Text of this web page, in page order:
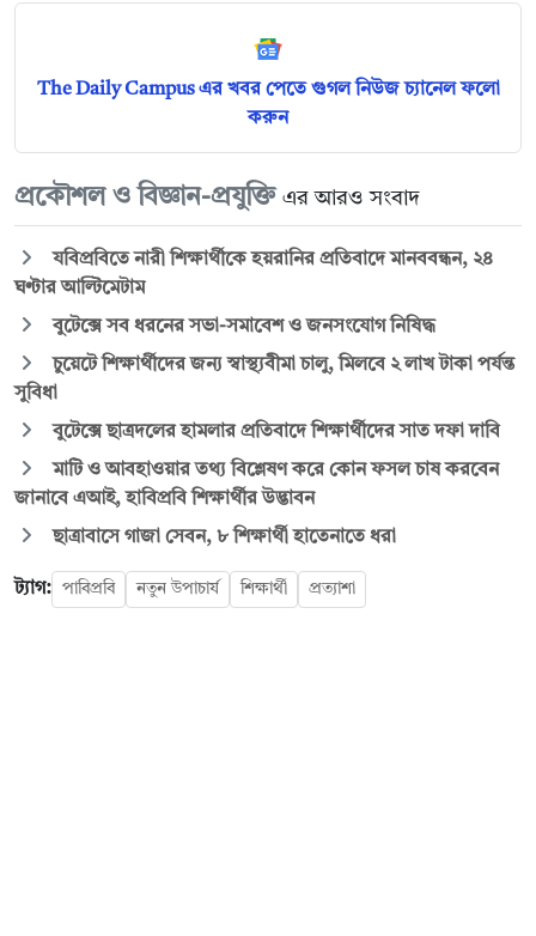
The Daily Campus এর খবর পেতে গুগল নিউজ চ্যানেল ফলো
করুন
প্রকৌশল ও বিজ্ঞান-প্রযুক্তি এর আরও সংবাদ
যবিপ্রবিতে নারী শিক্ষার্থীকে হয়রানির প্রতিবাদে মানববন্ধন, ২৪
ঘণ্টার আল্টিমেটাম
বুটেক্সে সব ধরনের সভা-সমাবেশ ও জনসংযোগ নিষিদ্ধ
চুয়েটে শিক্ষার্থীদের জন্য স্বাস্থ্যবীমা চালু, মিলবে ২ লাখ টাকা পর্যন্ত
সুবিধা
বুটেক্সে ছাত্রদলের হামলার প্রতিবাদে শিক্ষার্থীদের সাত দফা দাবি
মাটি ও আবহাওয়ার তথ্য বিশ্লেষণ করে কোন ফসল চাষ করবেন
জানাবে এআই, হাবিপ্রবি শিক্ষার্থীর উদ্ভাবন
ছাত্রাবাসে গাজা সেবন, ৮ শিক্ষার্থী হাতেনাতে ধরা
ট্যাগ: পাবিপ্রবি নতুন উপাচার্য শিক্ষার্থী প্রত্যাশা